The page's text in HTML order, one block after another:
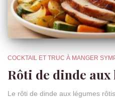
COCKTAIL ET TRUC À MANGER
Rôti de dinde
Le rôti de dinde aux légumes